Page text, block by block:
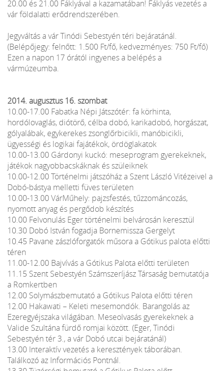
20.00 és 21.00 Fáklyával a kazamatában! Fáklyás vezetés a
vár földalatti erődrendszerében.
Jegyváltás a vár Tinódi Sebestyén téri bejáratánál.
(Belépőjegy: felnőtt: 1.500 Ft/fő, kedvezményes: 750 Ft/fő)
Ezen a napon 17 órától ingyenes a belépés a
vármúzeumba.
2014. augusztus 16. szombat
10.00-17.00 Fabatka Népi Játszótér: fa körhinta,
hordólovaglás, diótörő, célba dobó, karikadobó, horgászat,
gólyalábak, egykerekes zsonglőrbicikli, manóbicikli,
ügyességi és logikai fajátékok, ördöglakatok
10.00-13.00 Gárdonyi kuckó: meseprogram gyerekeknek,
játékok nagyobbacskáknak és szüleiknek
10.00-12.00 Történelmi játszóház a Szent László Vitézeivel a
Dobó-bástya melletti füves területen
10.00-13.00 VárMűhely: pajzsfestés, tűzzománcozás,
nyomott anyag és pergődob készítés
10.00 Felvonulás Eger történelmi belvárosán keresztül
10.30 Dobó István fogadja Bornemissza Gergelyt
10.45 Pavane zászlóforgatók műsora a Gótikus palota előtti
téren
11.00-12.00 Bajvívás a Gótikus Palota előtti területen
11.15 Szent Sebestyén Számszeríjász Társaság bemutatója
a Romkertben
12.00 Solymászbemutató a Gótikus Palota előtti téren
12.00 Hakawati – Keleti mesemondók. Barangolás az
Ezeregyéjszaka világában. Meseolvasás gyerekeknek a
Valide Szultána fürdő romjai között. (Eger, Tinódi
Sebestyén tér 3., a vár Dobó utcai bejáratánál)
13.00 Interaktív vezetés a keresztények táborában.
Találkozó az Információs Pontnál.